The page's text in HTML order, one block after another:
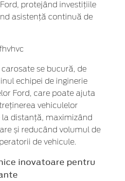
protejând investițiile
asistență continuă de
se bucură, de
echipei de inginerie
Ford, care poate ajuta
vehiculelor
la distanță, maximizând
și reducând volumul de
de vehicule.
inovatoare pentru